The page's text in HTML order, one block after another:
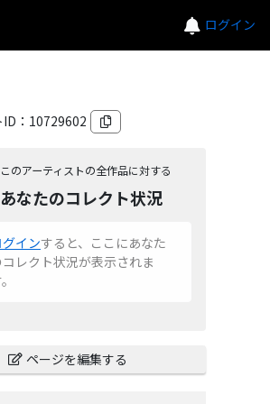
ログイン
： 10729602
このアーティストの全作品に対する
あなたのコレクト状況
グインすると、ここにあなた
コレクト状況が表示されま
ページを編集する